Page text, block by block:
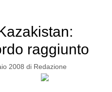
raggiunto
2008 di Redazione